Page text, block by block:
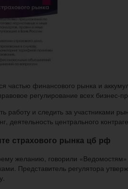
частью финансового рынка и
регулирование всех бизнес-
работу и следить за
деятельность центрального
страхового рынка цб рф
желанию, говорили «Ведомостям»
Представитель регулятора